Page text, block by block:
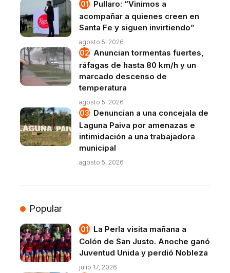
Pullaro: “Vinimos a
acompañar a quienes creen en
Santa Fe y siguen invirtiendo”
agosto 5, 2026
Anuncian tormentas fuertes,
ráfagas de hasta 80 km/h y un
marcado descenso de
temperatura
agosto 5, 2026
Denuncian a una concejala de
Laguna Paiva por amenazas e
intimidación a una trabajadora
municipal
agosto 5, 2026
Popular
La Perla visita mañana a
Colón de San Justo. Anoche ganó
Juventud Unida y perdió Nobleza
julio 17, 2026